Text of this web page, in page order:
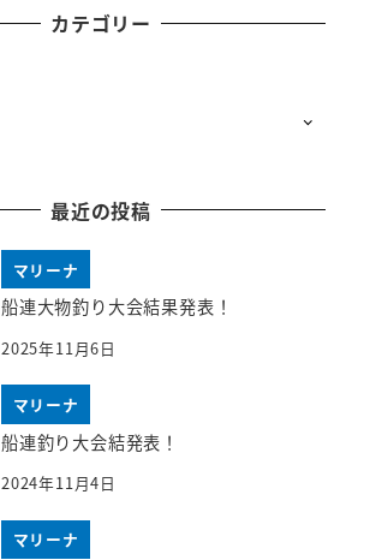
カテゴリー
最近の投稿
マリーナ
船連大物釣り大会結果発表！
2025年11月6日
マリーナ
船連釣り大会結発表！
2024年11月4日
マリーナ